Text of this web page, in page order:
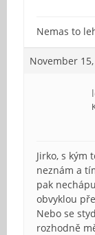
Nemas to
November
Jirko, s kým
neznám a
pak
obvyklou
Nebo se
rozhodně